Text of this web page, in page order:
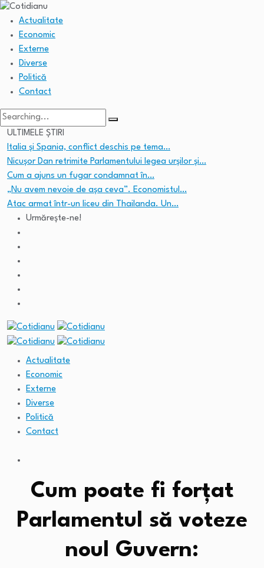
Actualitate
Economic
Externe
Diverse
Politică
Contact
Search
for:ULTIMELE ȘTIRI
Italia și Spania, conflict deschis pe tema…
Nicușor Dan retrimite Parlamentului legea urșilor și…
Cum a ajuns un fugar condamnat în…
„Nu avem nevoie de așa ceva”. Economistul…
Atac armat într-un liceu din Thailanda. Un…
Urmărește-ne!
Actualitate
Economic
Externe
Diverse
Politică
Contact
Cum poate fi forțat
Parlamentul să voteze
noul Guvern: